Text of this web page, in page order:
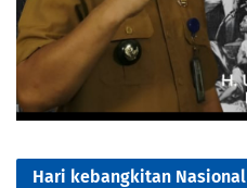
Hari kebangkitan Nasional